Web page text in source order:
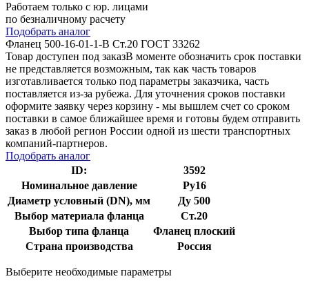
Работаем только с юр. лицами
по безналичному расчету
Подобрать аналог
Фланец 500-16-01-1-В Ст.20 ГОСТ 33262
Товар доступен под заказВ моменте обозначить срок поставки
не представляется возможным, так как часть товаров
изготавливается только под параметры заказчика, часть
поставляется из-за рубежа. Для уточнения сроков поставки
оформите заявку через корзину - мы вышлем счет со сроком
поставки в самое ближайшее время и готовы будем отправить
заказ в любой регион России одной из шести транспортных
компаний-партнеров.
Подобрать аналог
ID:
3592
Номинальное давление
Ру16
Диаметр условный (DN), мм
Ду 500
Выбор материала фланца
Ст.20
Выбор типа фланца
Фланец плоский
Страна производства
Россия
Выберите необходимые параметры